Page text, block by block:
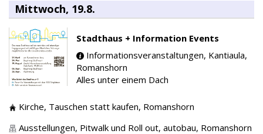
Mittwoch, 19.8.
Stadthaus + Information Events
Informationsveranstaltungen, Kantiaula,
Romanshorn
Alles unter einem Dach
Kirche, Tauschen statt kaufen, Romanshorn
Ausstellungen, Pitwalk und Roll out, autobau, Romanshorn